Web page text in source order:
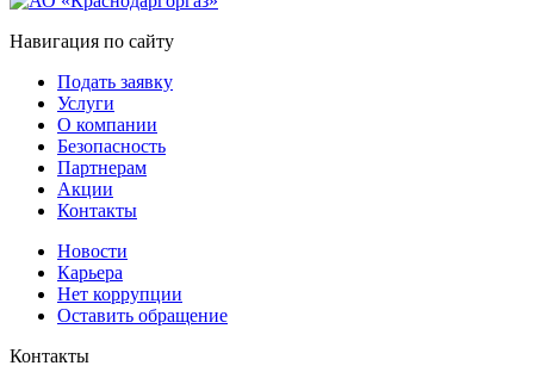
Навигация по сайту
Подать заявку
Услуги
О компании
Безопасность
Партнерам
Акции
Контакты
Новости
Карьера
Нет коррупции
Оставить обращение
Контакты